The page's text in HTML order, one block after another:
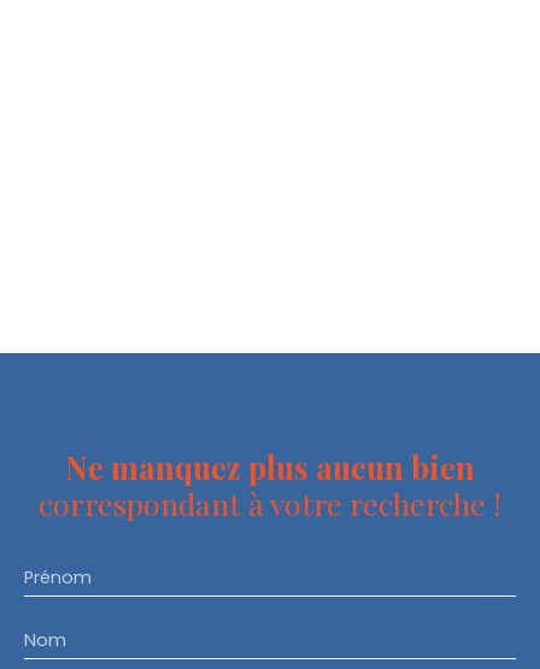
Ne manquez plus aucun bien
correspondant à votre recherche !
Prénom
Nom